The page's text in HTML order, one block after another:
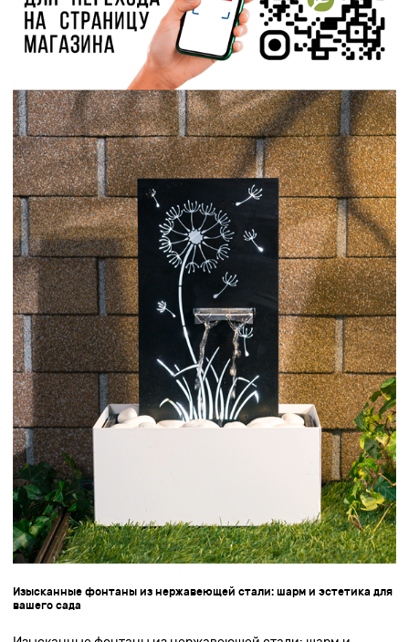
Изысканные фонтаны из нержавеющей стали: шарм и эстетика для
вашего сада